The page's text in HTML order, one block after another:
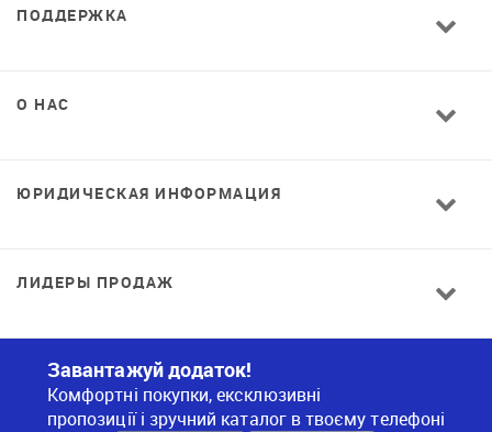
ПОДДЕРЖКА
О НАС
ЮРИДИЧЕСКАЯ ИНФОРМАЦИЯ
ЛИДЕРЫ ПРОДАЖ
Завантажуй додаток!
Комфортні покупки, ексклюзивні
пропозиції і зручний каталог в твоєму телефоні